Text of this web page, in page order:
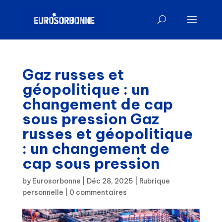
Gaz russes et
géopolitique : un
changement de cap
sous pression Gaz
russes et géopolitique
: un changement de
cap sous pression
by Eurosorbonne Déc 28, 2025
Rubrique
personnelle
0 commentaires